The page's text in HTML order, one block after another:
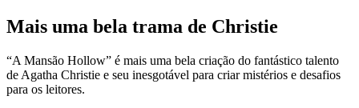
Mais uma bela trama de Christie
“A Mansão Hollow” é mais uma bela criação do fantástico talento
de Agatha Christie e seu inesgotável para criar mistérios e desafios
para os leitores.